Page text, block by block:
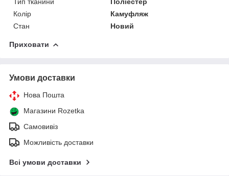
Колір
Камуфляж
Стан
Новий
Приховати
Умови доставки
Нова Пошта
Магазини Rozetka
Самовивіз
Можливість доставки
Всі умови доставки